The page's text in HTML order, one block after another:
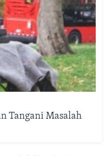
Tangani Masalah